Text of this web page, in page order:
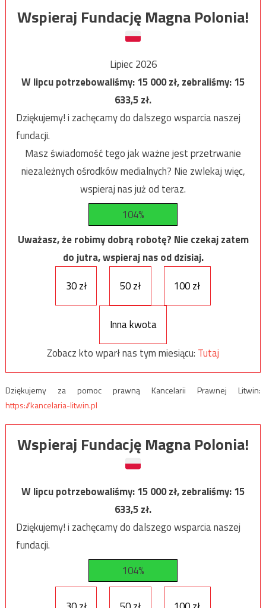
Wspieraj Fundację Magna Polonia!
Lipiec 2026
W lipcu potrzebowaliśmy:15 000zł, zebraliśmy:15
633,5zł.
Dziękujemy! i zachęcamy do dalszego wsparcia naszej
fundacji.
Masz świadomość tego jak ważne jest przetrwanie
niezależnych ośrodków medialnych? Nie zwlekaj więc,
wspieraj nas już od teraz.
104%
Uważasz, że robimy dobrą robotę? Nie czekaj zatem
do jutra, wspieraj nas od dzisiaj.
30 zł
50 zł 100 zł
Inna kwota
Zobacz kto wparł nas tym miesiącu: Tutaj
Dziękujemy za pomoc prawną Kancelarii Prawnej Litwin:
https://kancelaria-litwin.pl
Wspieraj Fundację Magna Polonia!
W lipcu potrzebowaliśmy:15 000zł, zebraliśmy:15
633,5zł.
Dziękujemy! i zachęcamy do dalszego wsparcia naszej
fundacji.
104%